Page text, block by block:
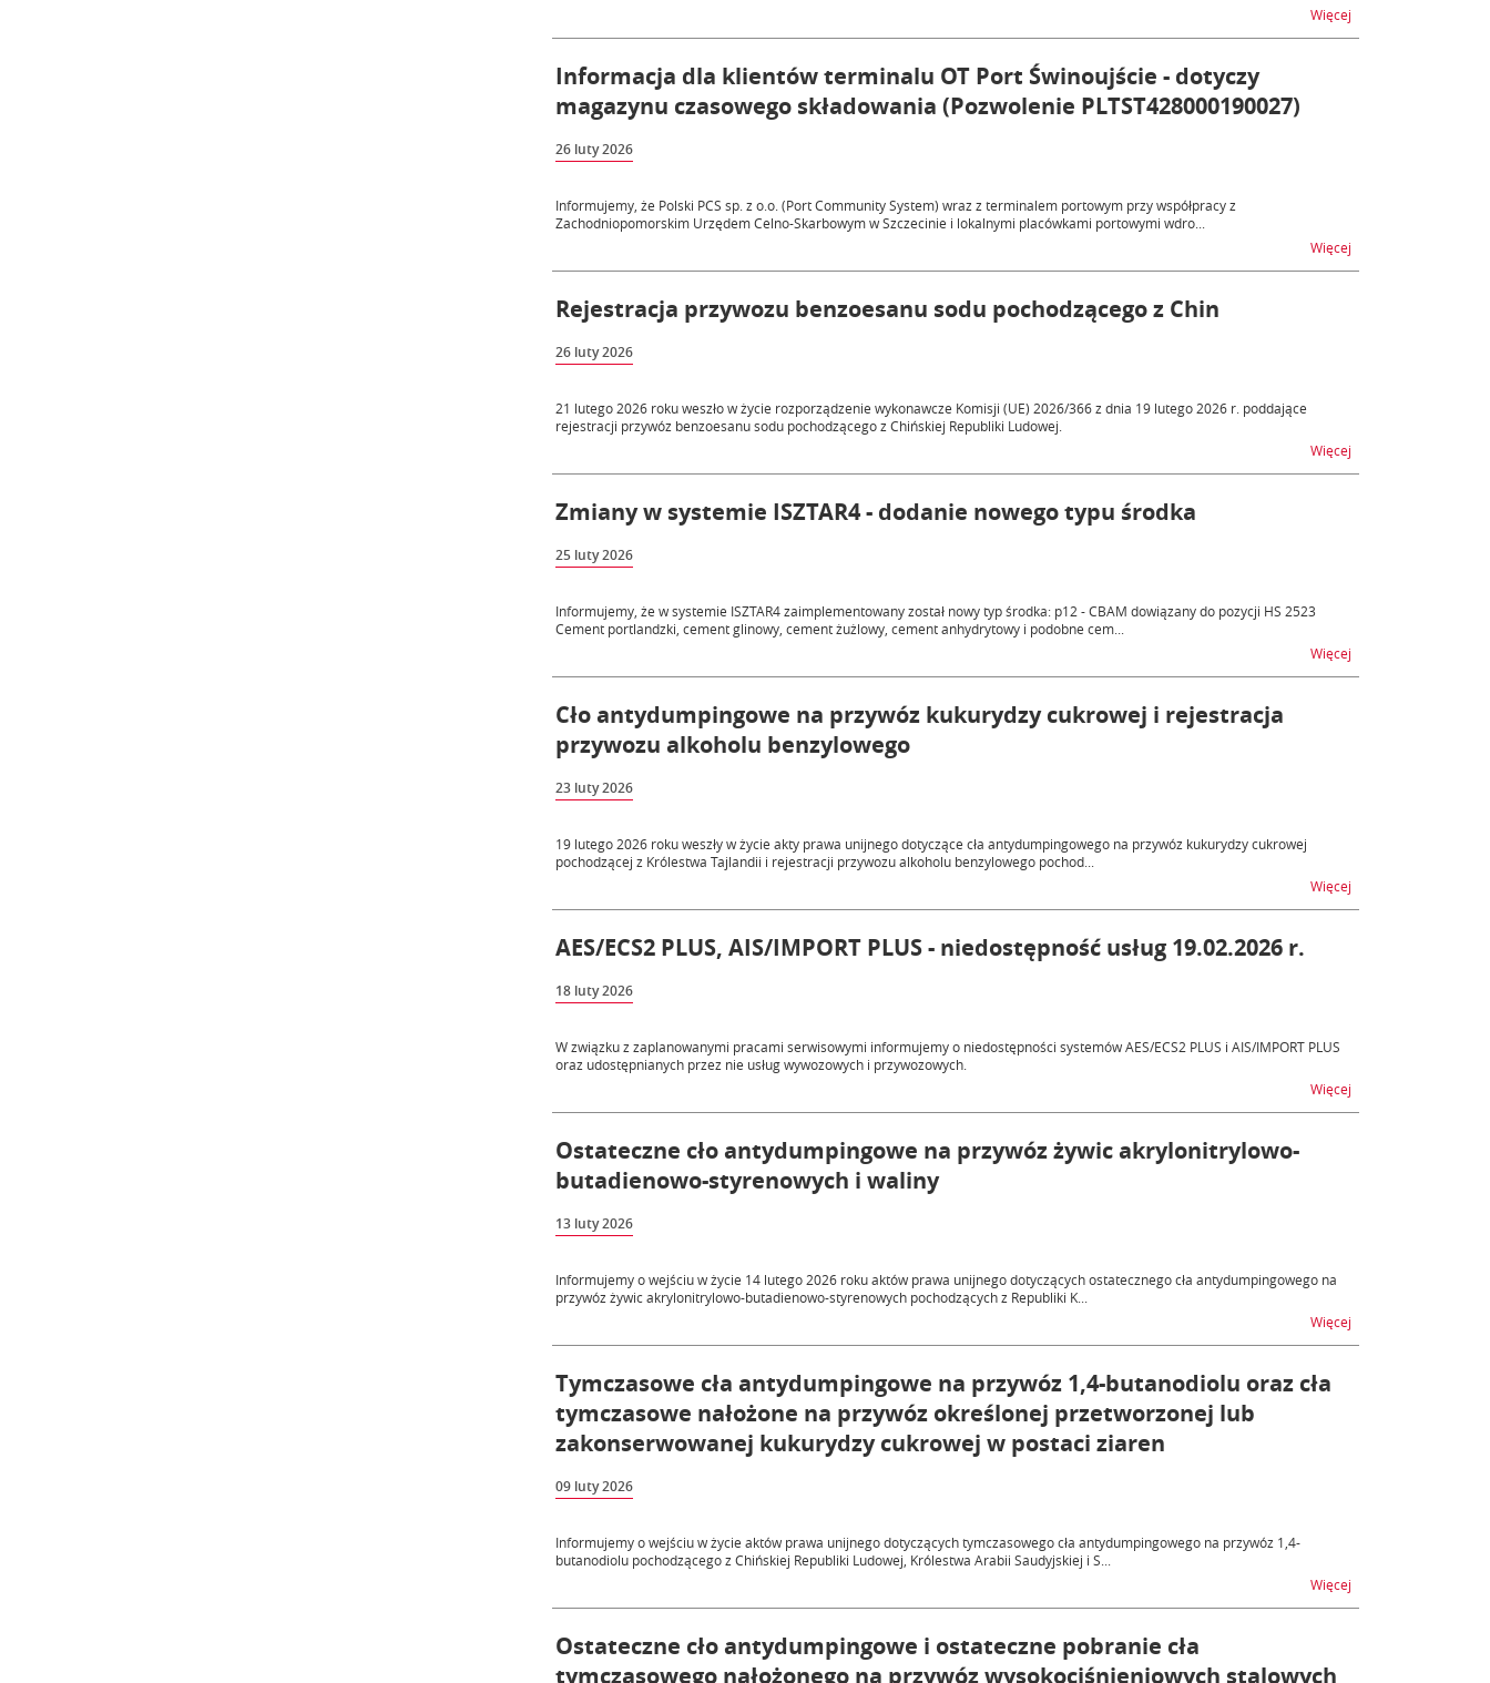
Więcej
Informacja dla klientów terminalu OT Port Świnoujście - dotyczy
magazynu czasowego składowania (Pozwolenie PLTST428000190027)
26 luty 2026
Informujemy, że Polski PCS sp. z o.o. (Port Community System) wraz z terminalem portowym przy współpracy z
Zachodniopomorskim Urzędem Celno-Skarbowym w Szczecinie i lokalnymi placówkami portowymi wdro...
Więcej
Rejestracja przywozu benzoesanu sodu pochodzącego z Chin
26 luty 2026
21 lutego 2026 roku weszło w życie rozporządzenie wykonawcze Komisji (UE) 2026/366 z dnia 19 lutego 2026 r. poddające
rejestracji przywóz benzoesanu sodu pochodzącego z Chińskiej Republiki Ludowej.
Więcej
Zmiany w systemie ISZTAR4 - dodanie nowego typu środka
25 luty 2026
Informujemy, że w systemie ISZTAR4 zaimplementowany został nowy typ środka: p12 - CBAM dowiązany do pozycji HS 2523
Cement portlandzki, cement glinowy, cement żużlowy, cement anhydrytowy i podobne cem...
Więcej
Cło antydumpingowe na przywóz kukurydzy cukrowej i rejestracja
przywozu alkoholu benzylowego
23 luty 2026
19 lutego 2026 roku weszły w życie akty prawa unijnego dotyczące cła antydumpingowego na przywóz kukurydzy cukrowej
pochodzącej z Królestwa Tajlandii i rejestracji przywozu alkoholu benzylowego pochod...
Więcej
AES/ECS2 PLUS, AIS/IMPORT PLUS - niedostępność usług 19.02.2026 r.
18 luty 2026
W związku z zaplanowanymi pracami serwisowymi informujemy o niedostępności systemów AES/ECS2 PLUS i AIS/IMPORT PLUS
oraz udostępnianych przez nie usług wywozowych i przywozowych.
Więcej
Ostateczne cło antydumpingowe na przywóz żywic akrylonitrylowo-
butadienowo-styrenowych i waliny
13 luty 2026
Informujemy o wejściu w życie 14 lutego 2026 roku aktów prawa unijnego dotyczących ostatecznego cła antydumpingowego na
przywóz żywic akrylonitrylowo-butadienowo-styrenowych pochodzących z Republiki K...
Więcej
Tymczasowe cła antydumpingowe na przywóz 1,4-butanodiolu oraz cła
tymczasowe nałożone na przywóz określonej przetworzonej lub
zakonserwowanej kukurydzy cukrowej w postaci ziaren
09 luty 2026
Informujemy o wejściu w życie aktów prawa unijnego dotyczących tymczasowego cła antydumpingowego na przywóz 1,4-
butanodiolu pochodzącego z Chińskiej Republiki Ludowej, Królestwa Arabii Saudyjskiej i S...
Więcej
Ostateczne cło antydumpingowe i ostateczne pobranie cła
tymczasowego nałożonego na przywóz wysokociśnieniowych stalowych